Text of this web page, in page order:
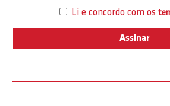
Li e concordo com os